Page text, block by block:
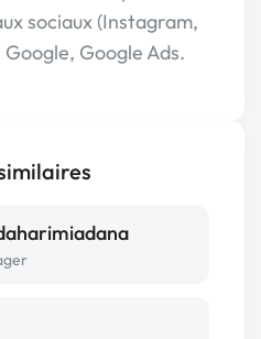
sociaux (Instagram,
Google Ads.